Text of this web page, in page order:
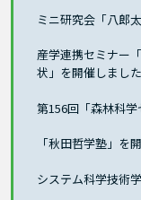
ミニ研究会「八郎
産学連携セミナー
状」を開催しました
第156回「森林科
「秋田哲学塾」を
システム科学技術